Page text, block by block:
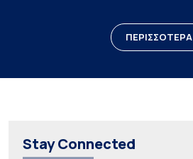
ΠΕΡΙΣΣΟΤΕΡΑ
Stay Connected